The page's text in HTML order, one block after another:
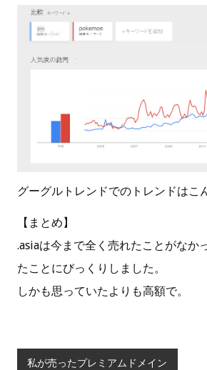
グーグルトレンドでのトレンドはこ
【まとめ】
.asiaは今まで全く売れたことがなか
たことにびっくりしました。
しかも思っていたよりも高額で。
私が売ったプレミアムドメイン